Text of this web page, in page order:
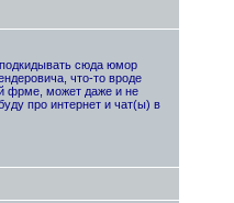
сюда юмор
что-то вроде
фрме, может даже и не
про интернет и чат(ы) в